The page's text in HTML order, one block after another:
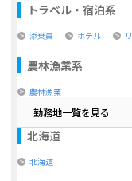
トラベル・宿泊系
添乗員 ホテル
農林漁業系
農林漁業
勤務地一覧を見る
北海道
北海道